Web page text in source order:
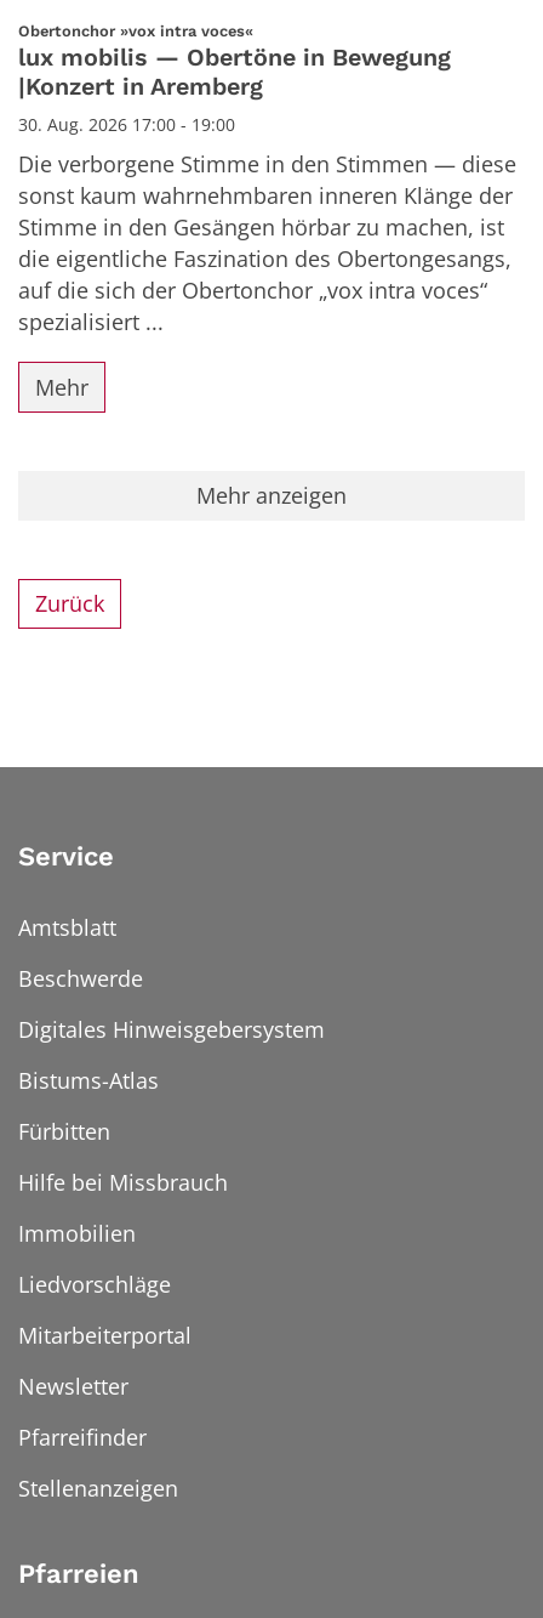
Obertonchor »vox intra voces«:
lux mobilis — Obertöne in Bewegung
|Konzert in Aremberg
30. Aug. 2026 17:00 - 19:00
Die verborgene Stimme in den Stimmen — diese
sonst kaum wahrnehmbaren inneren Klänge der
Stimme in den Gesängen hörbar zu machen, ist
die eigentliche Faszination des Obertongesangs,
auf die sich der Obertonchor „vox intra voces“
spezialisiert ...
Mehr
Mehr anzeigen
Zurück
Service
Amtsblatt
Beschwerde
Digitales Hinweisgebersystem
Bistums-Atlas
Fürbitten
Hilfe bei Missbrauch
Immobilien
Liedvorschläge
Mitarbeiterportal
Newsletter
Pfarreifinder
Stellenanzeigen
Pfarreien